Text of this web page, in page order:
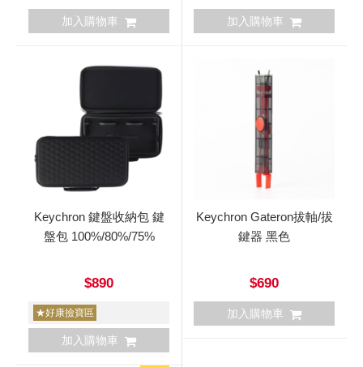
加入購物車 加入購物車
Keychron 鍵盤收納包 鍵
盤包 100%/80%/75%
$890
★好康撿寶區
加入購物車
Keychron Gateron拔軸/拔
鍵器 黑色
$690
加入購物車